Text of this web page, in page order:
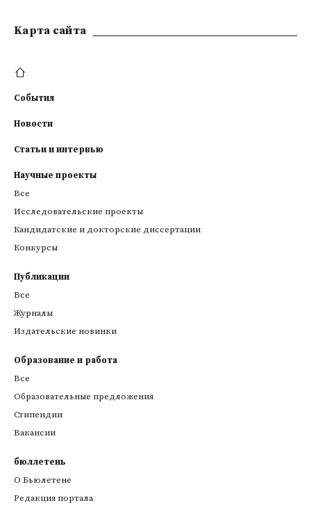
Kарта сайта
События
Новости
Статьи и интервью
Научные проекты
Все
Исследовательские проекты
Кандидатские и докторские диссертации
Конкурсы
Публикации
Все
Журналы
Издательские новинки
Образование и работа
Все
Образовательные предложения
Стипендии
Вакансии
бюллетень
О Бьюлетене
Редакция портала